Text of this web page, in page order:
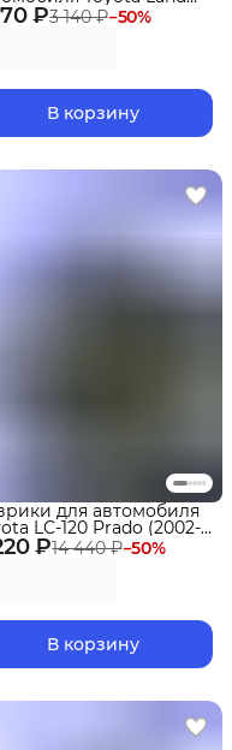
₽3 140 ₽−50%
Prado 250 (2023-)
ряд.EVA 3D
В корзину
₽14 440 ₽−50%
для автомобиля
LC-120 Prado (2002-
Premium ("EVA 3D") в
В корзину